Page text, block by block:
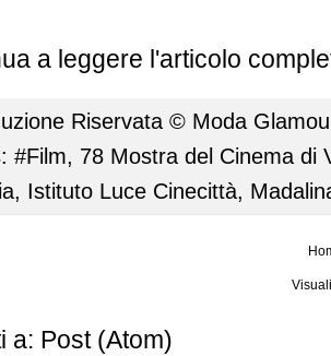
a leggere l'articolo
Riservata © Moda
#Film, 78 Mostra del Cinema di
, Istituto Luce Cinecittà,
a: Post (Atom)